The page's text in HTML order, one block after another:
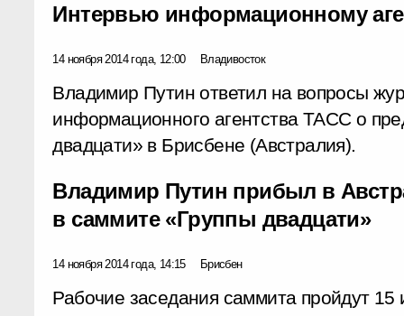
Интервью информационному
14 ноября 2014 года, 12:00 Владивосток
Владимир Путин ответил на вопросы
информационного агентства ТАСС о
двадцати» в Брисбене (Австралия).
Владимир Путин прибыл в
в саммите «Группы двадцати»
14 ноября 2014 года, 14:15 Брисбен
Рабочие заседания саммита пройдут 15